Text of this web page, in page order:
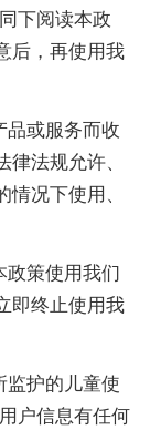
下阅读本政
后，再使用我
品或服务而收
法规允许、
况下使用、
政策使用我们
即终止使用我
监护的儿童使
户信息有任何